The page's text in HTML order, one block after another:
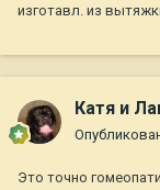
изготавл. из
Катя и
Это точно